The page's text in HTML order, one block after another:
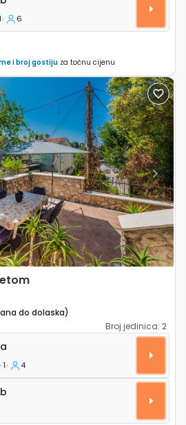
6
i broj gostijuza točnu cijenu
Next
do dolaska)
Broj jedinica: 2
Dubrovnik A-9073-a
1 4